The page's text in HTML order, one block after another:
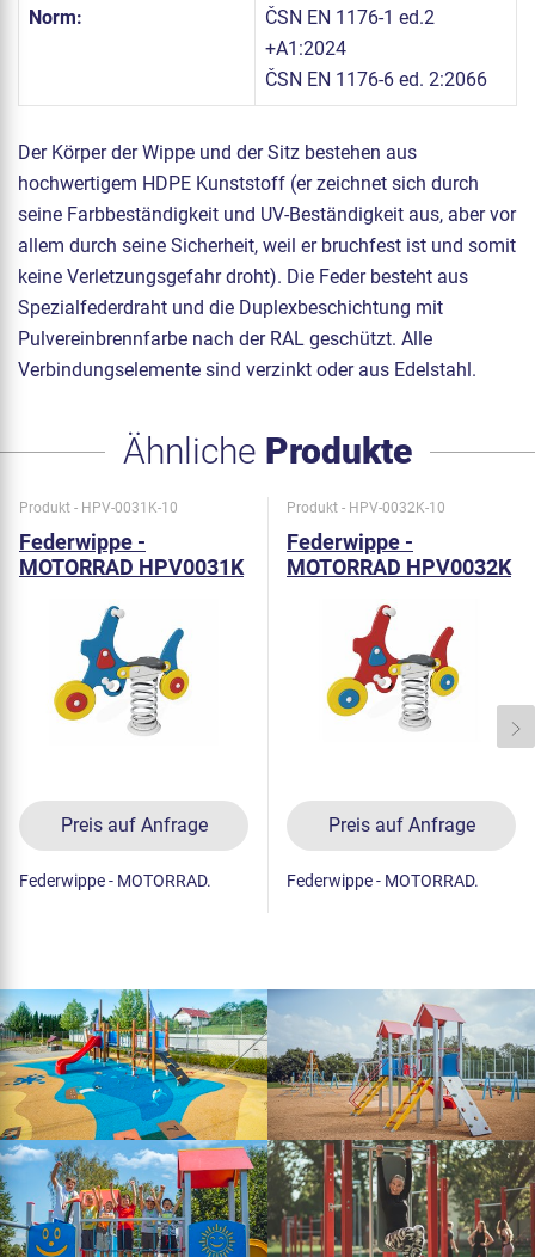
Norm:
ČSN EN 1176-1 ed.2
+A1:2024
ČSN EN 1176-6 ed. 2:2066
Der Körper der Wippe und der Sitz bestehen aus
hochwertigem HDPE Kunststoff (er zeichnet sich durch
seine Farbbeständigkeit und UV-Beständigkeit aus, aber vor
allem durch seine Sicherheit, weil er bruchfest ist und somit
keine Verletzungsgefahr droht). Die Feder besteht aus
Spezialfederdraht und die Duplexbeschichtung mit
Pulvereinbrennfarbe nach der RAL geschützt. Alle
Verbindungselemente sind verzinkt oder aus Edelstahl.
Ähnliche Produkte
Produkt - HPV-0031K-10
Federwippe -
MOTORRAD HPV0031K
Preis auf Anfrage
Federwippe - MOTORRAD.
Produkt - HPV-0032K-10
Federwippe -
MOTORRAD HPV0032K
Preis auf Anfrage
Federwippe - MOTORRAD.